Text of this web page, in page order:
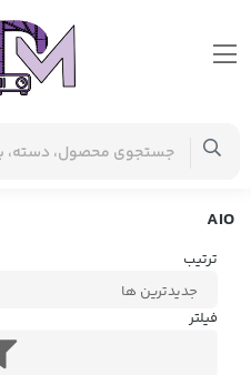
AIO
ترتیب
فیلتر